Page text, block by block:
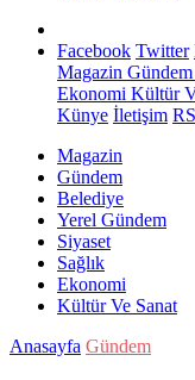
Facebook Twitter
Magazin Gündem
Ekonomi Kültür
Künye İletişim
Magazin
Gündem
Belediye
Yerel Gündem
Siyaset
Sağlık
Ekonomi
Kültür Ve Sanat
Anasayfa Gündem